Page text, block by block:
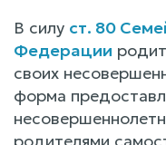
В силу ст. 80
Федерации
своих
форма
родителями